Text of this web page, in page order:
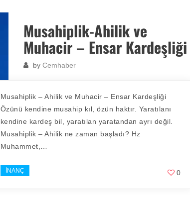
Musahiplik-Ahilik ve
Muhacir – Ensar Kardeşliği
by Cemhaber
Musahiplik – Ahilik ve Muhacir – Ensar Kardeşliği
Özünü kendine musahip kıl, özün haktır. Yaratılanı
kendine kardeş bil, yaratılan yaratandan ayrı değil.
Musahiplik – Ahilik ne zaman başladı? Hz
Muhammet,…
İNANÇ 0